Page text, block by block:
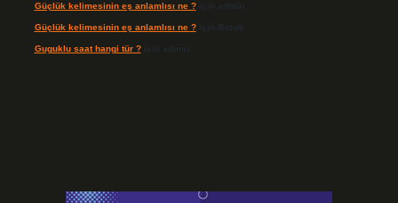
Güçlük kelimesinin eş anlamlısı ne ?için admin
Güçlük kelimesinin eş anlamlısı ne ?için Bozok
Guguklu saat hangi tür ?için admin